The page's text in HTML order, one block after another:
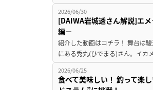
2026/06/30
[DAIWA岩城透さん解説]エ
編－
紹介した動画はコチラ！ 舞台は
にある秀丸(ひでまる)さん。イカ
2026/06/25
食べて美味しい！ 釣って楽